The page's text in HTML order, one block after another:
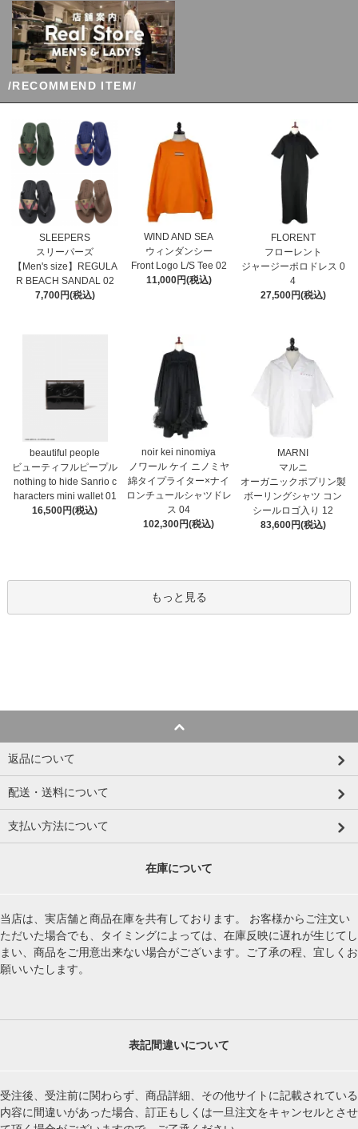
/RECOMMEND ITEM/
SLEEPERS
スリーパーズ
【Men's size】REGULA
R BEACH SANDAL 02
7,700円(税込)
WIND AND SEA
ウィンダンシー
Front Logo L/S Tee 02
11,000円(税込)
FLORENT
フローレント
ジャージーポロドレス 0
4
27,500円(税込)
beautiful people
ビューティフルピープル
nothing to hide Sanrio c
haracters mini wallet⁠ 01
16,500円(税込)
noir kei ninomiya
ノワール ケイ ニノミヤ
綿タイプライター×ナイ
ロンチュールシャツドレ
ス 04
102,300円(税込)
MARNI
マルニ
オーガニックポプリン製
ボーリングシャツ コン
シールロゴ入り 12
83,600円(税込)
もっと見る
返品について
配送・送料について
支払い方法について
在庫について
当店は、実店舗と商品在庫を共有しております。 お客様からご注文い
ただいた場合でも、タイミングによっては、在庫反映に遅れが生じてし
まい、商品をご用意出来ない場合がございます。ご了承の程、宜しくお
願いいたします。
表記間違いについて
受注後、受注前に関わらず、商品詳細、その他サイトに記載されている
内容に間違いがあった場合、訂正もしくは一旦注文をキャンセルとさせ